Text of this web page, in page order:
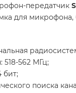
передатчик
для
518-562 МГц;
бит;
поиска